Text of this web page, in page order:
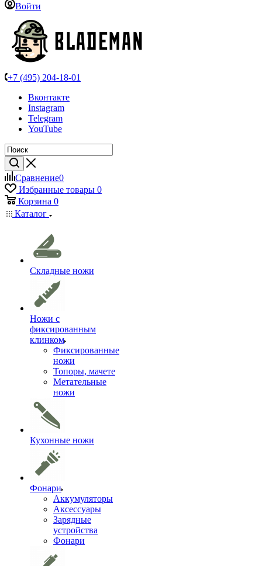
Войти
+7 (495) 204-18-01
Вконтакте
Instagram
Telegram
YouTube
Сравнение0
Избранные товары 0
Корзина 0
Каталог
Складные ножи
Ножи с
фиксированным
клинком
Фиксированные
ножи
Топоры, мачете
Метательные
ножи
Кухонные ножи
Фонари
Аккумуляторы
Аксессуары
Зарядные
устройства
Фонари